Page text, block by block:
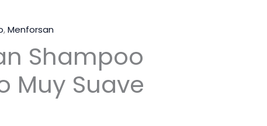
,Menforsan
Shampoo
Muy Suave